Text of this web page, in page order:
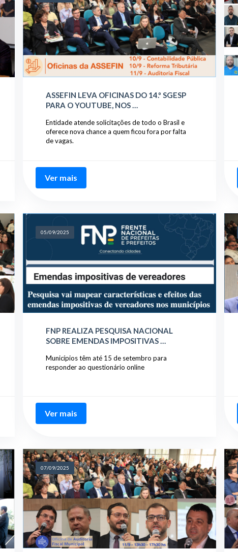
ASSEFIN LEVA OFICINAS DO 14.º SGESP
PARA O YOUTUBE, NOS …
Entidade atende solicitações de todo o Brasil e
oferece nova chance a quem ficou fora por falta
de vagas.
Ver mais
05/09/2025
FNP REALIZA PESQUISA NACIONAL
SOBRE EMENDAS IMPOSITIVAS …
Municípios têm até 15 de setembro para
responder ao questionário online
Ver mais
07/09/2025